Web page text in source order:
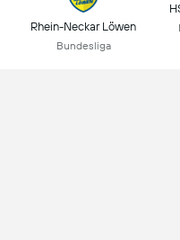
Rhein-Neckar Löwen
Bundesliga